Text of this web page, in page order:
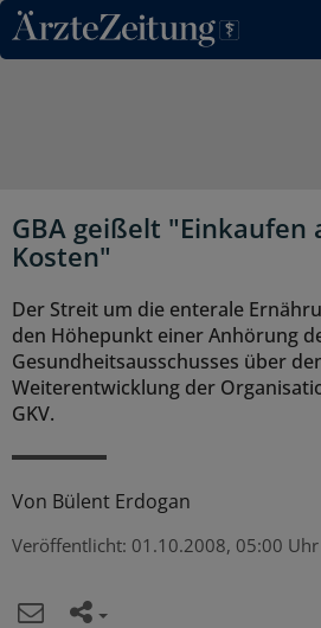
Direkt zum Inhaltsbereich
GBA geißelt "Einkaufen
Kosten"
Der Streit um die enterale
den Höhepunkt einer Anhörung
Gesundheitsausschusses über
Weiterentwicklung der
GKV.
Von Bülent Erdogan
Veröffentlicht: 01.10.2008, 05:00 Uhr